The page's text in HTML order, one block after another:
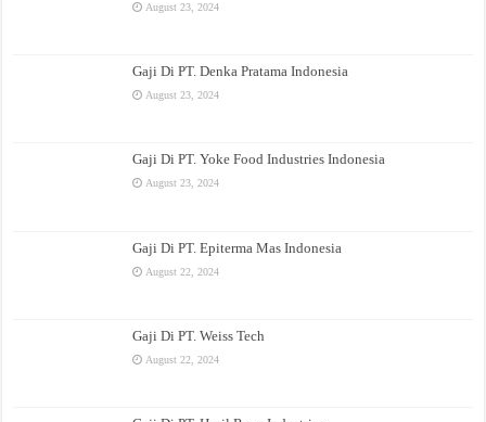
August 23, 2024
Gaji Di PT. Denka Pratama Indonesia
August 23, 2024
Gaji Di PT. Yoke Food Industries Indonesia
August 23, 2024
Gaji Di PT. Epiterma Mas Indonesia
August 22, 2024
Gaji Di PT. Weiss Tech
August 22, 2024